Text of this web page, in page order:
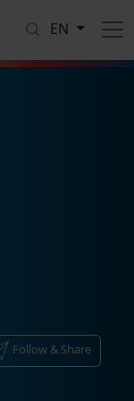
EN
Follow & Share